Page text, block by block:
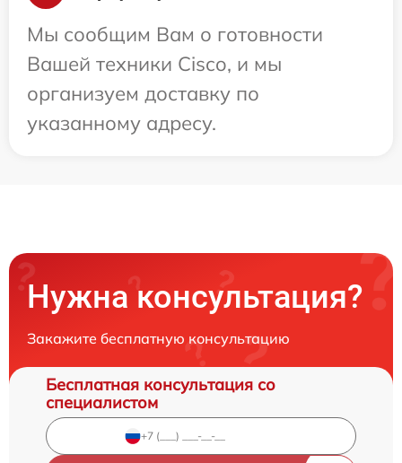
Мы сообщим Вам о готовности
Вашей техники Cisco, и мы
организуем доставку по
указанному адресу.
Нужна консультация?
Закажите бесплатную консультацию
Бесплатная консультация со
специалистом